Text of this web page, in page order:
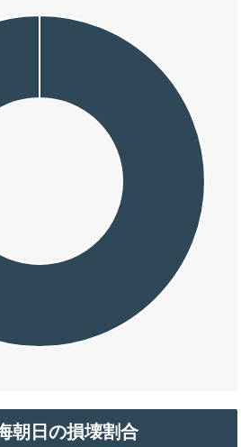
朝日の損壊割合